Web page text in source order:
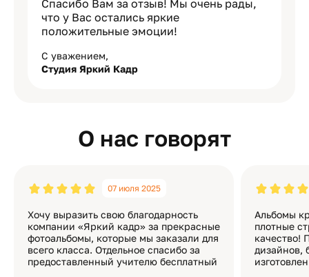
Спасибо Вам за отзыв! Мы очень рады,
что у Вас остались яркие
положительные эмоции!
С уважением,
Студия Яркий Кадр
О нас говорят
07 июля 2025
Хочу выразить свою благодарность
компании «Яркий кадр» за прекрасные
фотоальбомы, которые мы заказали для
всего класса. Отдельное спасибо за
предоставленный учителю бесплатный
Альбомы
плотные
качество!
дизайнов,